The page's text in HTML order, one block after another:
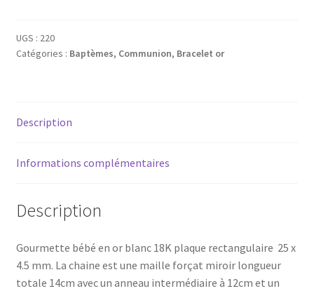
UGS : 220
Catégories : Baptèmes, Communion, Bracelet or
Description
Informations complémentaires
Description
Gourmette bébé en or blanc 18K plaque rectangulaire 25 x
4.5 mm. La chaine est une maille forçat miroir longueur
totale 14cm avec un anneau intermédiaire à 12cm et un